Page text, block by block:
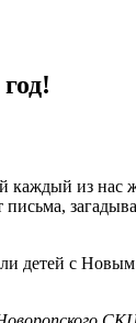
из нас
детей с